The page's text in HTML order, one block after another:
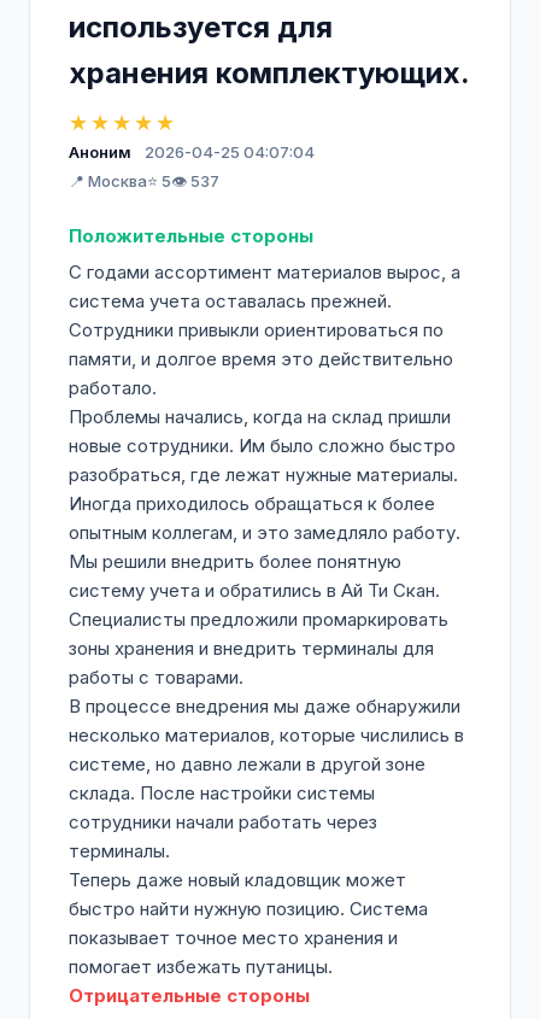
используется для
хранения комплектующих.
★★★★★
Аноним
2026-04-25 04:07:04
📍 Москва⭐ 5👁️ 537
Положительные стороны
С годами ассортимент материалов вырос, а
система учета оставалась прежней.
Сотрудники привыкли ориентироваться по
памяти, и долгое время это действительно
работало.
Проблемы начались, когда на склад пришли
новые сотрудники. Им было сложно быстро
разобраться, где лежат нужные материалы.
Иногда приходилось обращаться к более
опытным коллегам, и это замедляло работу.
Мы решили внедрить более понятную
систему учета и обратились в Ай Ти Скан.
Специалисты предложили промаркировать
зоны хранения и внедрить терминалы для
работы с товарами.
В процессе внедрения мы даже обнаружили
несколько материалов, которые числились в
системе, но давно лежали в другой зоне
склада. После настройки системы
сотрудники начали работать через
терминалы.
Теперь даже новый кладовщик может
быстро найти нужную позицию. Система
показывает точное место хранения и
помогает избежать путаницы.
Отрицательные стороны